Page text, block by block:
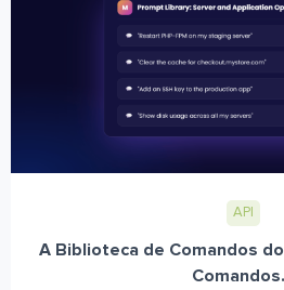
API
A Biblioteca de Comandos